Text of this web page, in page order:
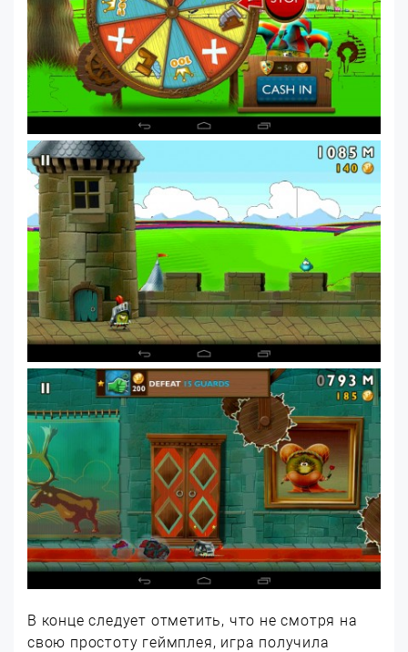
В конце следует отметить, что не смотря на
свою простоту геймплея, игра получила